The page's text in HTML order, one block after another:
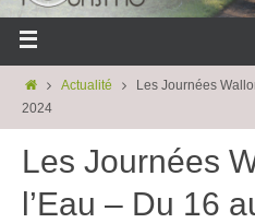
Actualité
Les Journées
2024
Les Journées
l’Eau – Du 16